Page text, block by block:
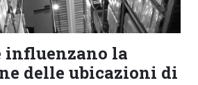
influenzano la
delle ubicazioni di